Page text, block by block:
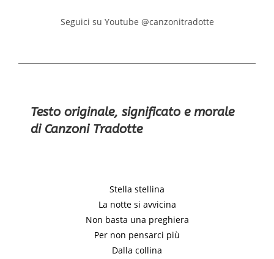
Seguici su Youtube @canzonitradotte
Testo originale, significato e morale
di Canzoni Tradotte
Stella stellina
La notte si avvicina
Non basta una preghiera
Per non pensarci più
Dalla collina